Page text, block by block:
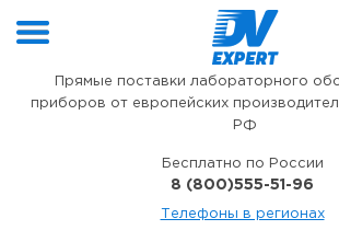
Прямые поставки лабораторного
приборов от европейских
РФ
Бесплатно по России
8 (800)555-51-96
Телефоны в регионах